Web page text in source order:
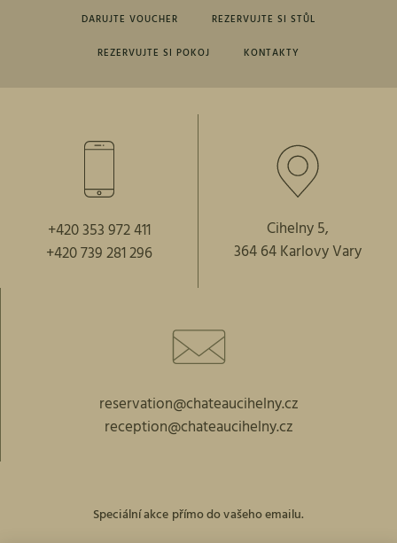
DARUJTE VOUCHER REZERVUJTE SI STŮL
REZERVUJTE SI POKOJ KONTAKTY
+420 353 972 411
+420 739 281 296
Cihelny 5,
364 64 Karlovy Vary
reservation@chateaucihelny.cz
reception@chateaucihelny.cz
Speciální akce přímo do vašeho emailu.